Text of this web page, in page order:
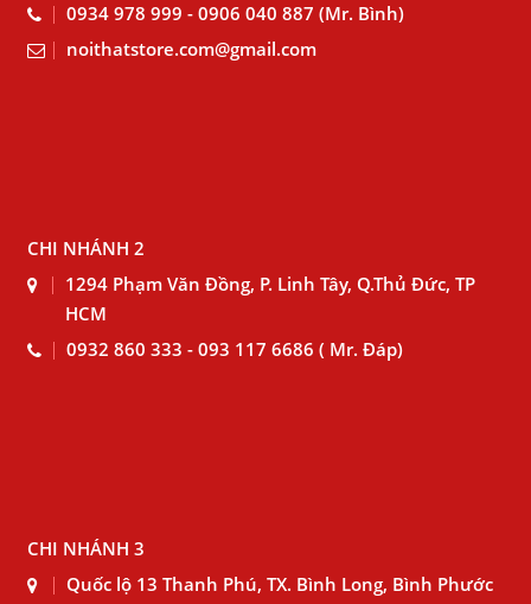
0934 978 999 - 0906 040 887 (Mr. Bình)
noithatstore.com@gmail.com
CHI NHÁNH 2
1294 Phạm Văn Đồng, P. Linh Tây, Q.Thủ Đức, TP
HCM
0932 860 333 - 093 117 6686 ( Mr. Đáp)
CHI NHÁNH 3
Quốc lộ 13 Thanh Phú, TX. Bình Long, Bình Phước